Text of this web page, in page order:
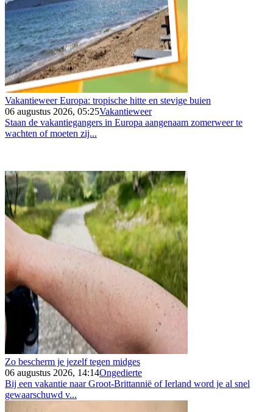
Vakantieweer Europa: tropische hitte en stevige buien
06 augustus 2026, 05:25Vakantieweer
Staan de vakantiegangers in Europa aangenaam zomerweer te
wachten of moeten zij...
Zo bescherm je jezelf tegen midges
06 augustus 2026, 14:14Ongedierte
Bij een vakantie naar Groot-Brittannië of Ierland word je al snel
gewaarschuwd v...